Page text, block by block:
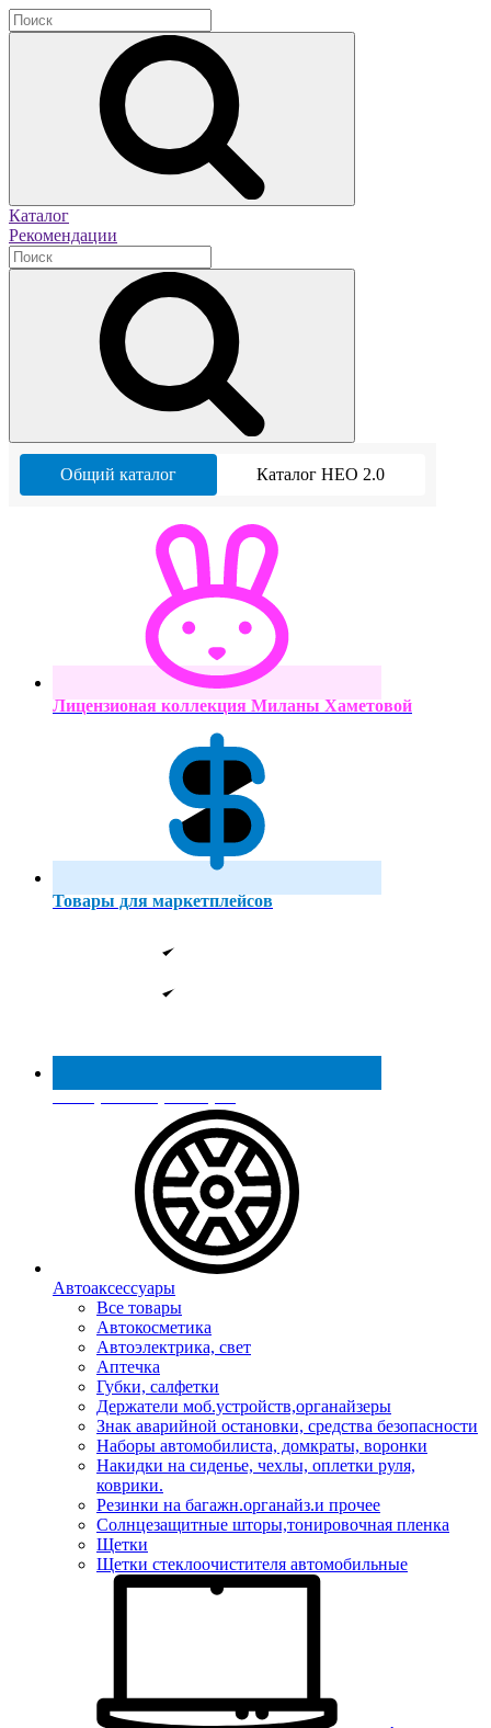
Каталог
Рекомендации
Общий каталог Каталог НЕО 2.0
Лицензионая коллекция Миланы Хаметовой
Товары для маркетплейсов
Реестр МинПромТорга
Автоаксессуары
Все товары
Автокосметика
Автоэлектрика, свет
Аптечка
Губки, салфетки
Держатели моб.устройств,органайзеры
Знак аварийной остановки, средства безопасности
Наборы автомобилиста, домкраты, воронки
Накидки на сиденье, чехлы, оплетки руля,
коврики.
Резинки на багажн.органайз.и прочее
Солнцезащитные шторы,тонировочная пленка
Щетки
Щетки стеклоочистителя автомобильные